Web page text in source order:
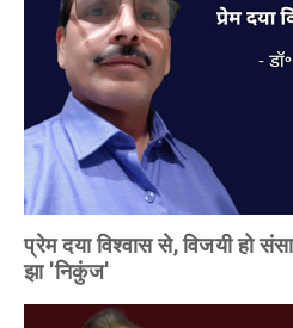
प्रेम दया विश्वास से, विजयी हो
झा 'निकुंज'